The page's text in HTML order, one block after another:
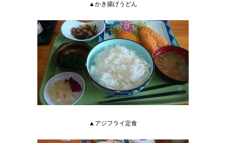
▲かき揚げうどん
▲アジフライ定食